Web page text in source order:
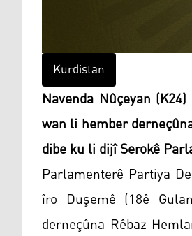
Kurdistan
Navenda Nûçeyan
wan li hember
dibe ku li dijî Serokê
Parlamenterê Partiya
îro Duşemê (18ê
derneçûna Rêbaz